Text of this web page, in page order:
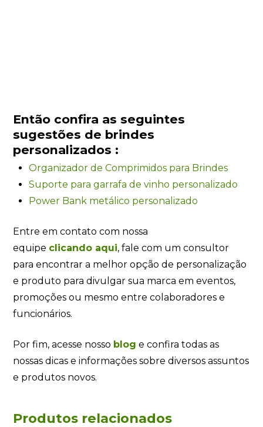
Então confira as seguintes
sugestões de brindes
personalizados :
Organizador de Comprimidos para Brindes
Suporte para garrafa de vinho personalizado
Power Bank metálico personalizado
Entre em contato com nossa
equipe clicando aqui, fale com um consultor
para encontrar a melhor opção de personalização
e produto para divulgar sua marca em eventos,
promoções ou mesmo entre colaboradores e
funcionários.
Por fim, acesse nosso blog e confira todas as
nossas dicas e informações sobre diversos assuntos
e produtos novos.
Produtos relacionados